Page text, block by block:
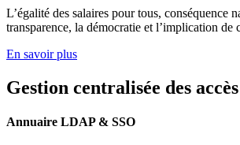
L’égalité des salaires pour tous, conséquence
transparence, la démocratie et l’implication de
En savoir plus
Gestion centralisée des
Annuaire LDAP & SSO